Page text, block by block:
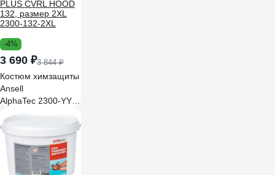
-4%
3 690 ₽3 844 ₽
Костюм химзащиты
Ansell
AlphaTec 2300-YY
132, размер 2XL
2300-132-2XL